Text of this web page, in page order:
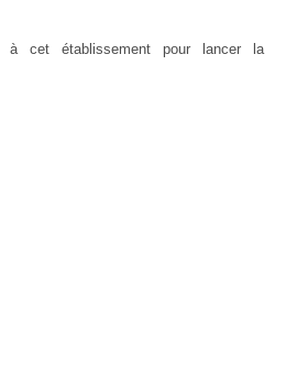
à cet établissement pour lancer la